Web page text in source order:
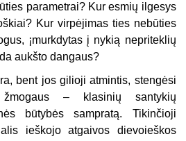
parametrai? Kur esmių ilgesys
Kur virpėjimas ties nebūties
¡murkdytas į nykią nepriteklių
aukšto dangaus?
bent jos gilioji atmintis, stengėsi
žmogaus – klasinių santykių
būtybės sampratą. Tikinčioji
ieškojo atgaivos dievoieškos